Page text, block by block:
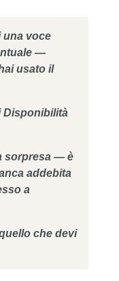
una voce
—
usato il
Disponibilità
sorpresa — è
addebita
a
che devi